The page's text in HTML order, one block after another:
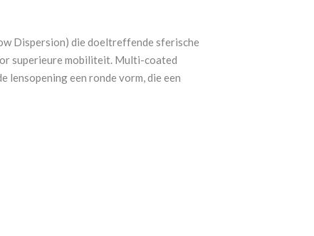
Dispersion) die doeltreffende sferische
superieure mobiliteit. Multi-coated
lensopening een ronde vorm, die een